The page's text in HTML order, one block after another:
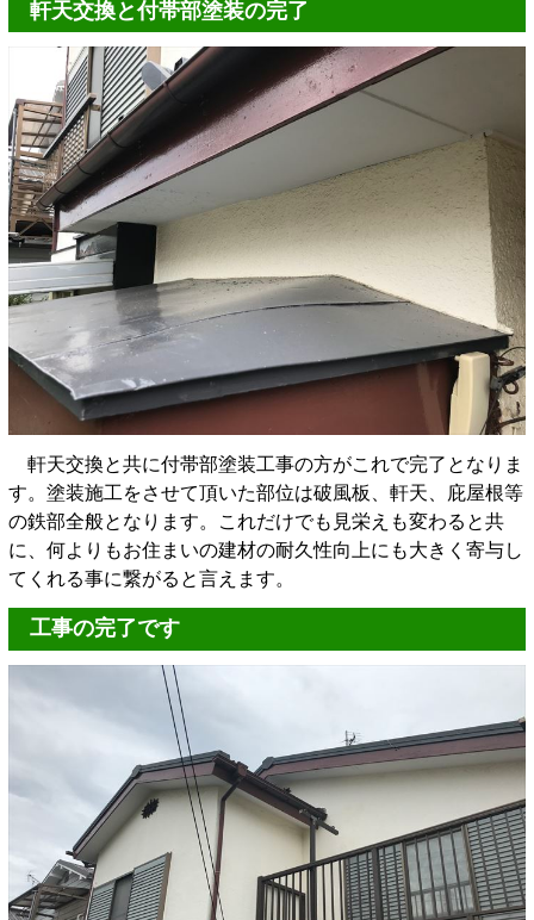
軒天交換と付帯部塗装の完了
軒天交換と共に付帯部塗装工事の方がこれで完了となりま
す。塗装施工をさせて頂いた部位は破風板、軒天、庇屋根等
の鉄部全般となります。これだけでも見栄えも変わると共
に、何よりもお住まいの建材の耐久性向上にも大きく寄与し
てくれる事に繋がると言えます。
工事の完了です